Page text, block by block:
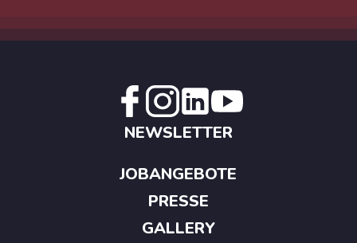
NEWSLETTER
JOBANGEBOTE
PRESSE
GALLERY